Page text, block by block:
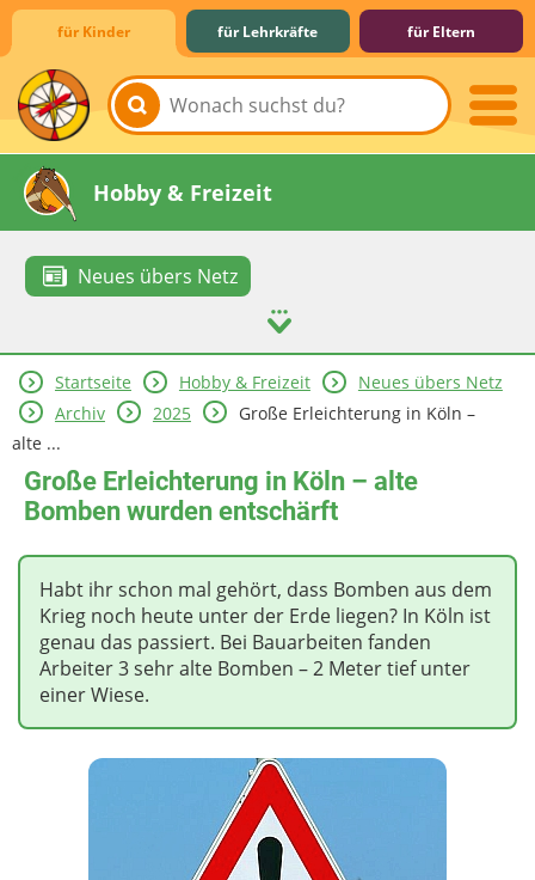
für Kinder für Lehrkräfte für Eltern
Lernen & Schule
Hobby & Freizeit
Neues übers Netz
Spiel & Spaß
Mitreden & Mitmachen
Startseite Hobby & Freizeit
Neues übers Netz
Archiv
2025
Große Erleichterung in Köln –
alte ...
Große Erleichterung in Köln – alte
Bomben wurden entschärft
Habt ihr schon mal gehört, dass Bomben aus dem
Krieg noch heute unter der Erde liegen? In Köln ist
genau das passiert. Bei Bauarbeiten fanden
Arbeiter 3 sehr alte Bomben – 2 Meter tief unter
einer Wiese.